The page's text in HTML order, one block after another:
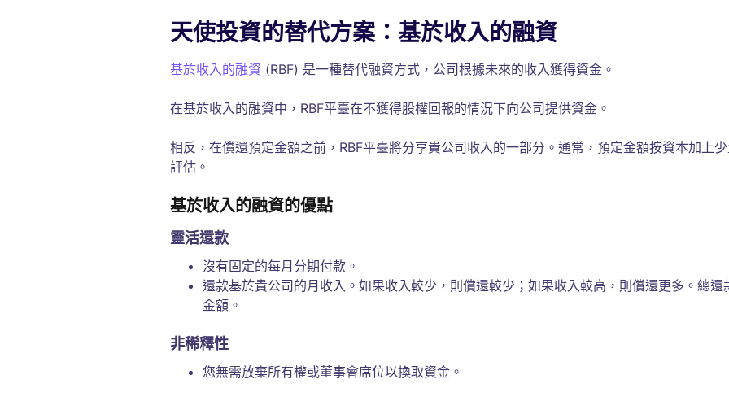
天使投資的替代方案：基於收入的融資
基於收入的融資 (RBF) 是一種替代融資方式，公司根據未來的收入獲得資金。
在基於收入的融資中，RBF平臺在不獲得股權回報的情況下向公司提供資金。
相反，在償還預定金額之前，RBF平臺將分享貴公司收入的一部分。通常，預定金額按資本加上
評估。
基於收入的融資的優點
靈活還款
沒有固定的每月分期付款。
還款基於貴公司的月收入。如果收入較少，則償還較少；如果收入較高，則償還更多。總還
金額。
非稀釋性
您無需放棄所有權或董事會席位以換取資金。